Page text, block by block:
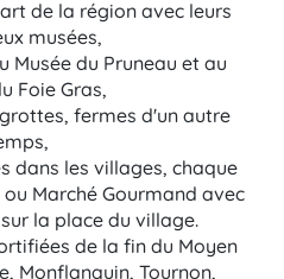
de la région avec leurs
musées,
Musée du Pruneau et au
Foie Gras,
fermes d'un autre
dans les villages, chaque
Marché Gourmand avec
la place du village.
de la fin du Moyen
Monflanquin, Tournon,